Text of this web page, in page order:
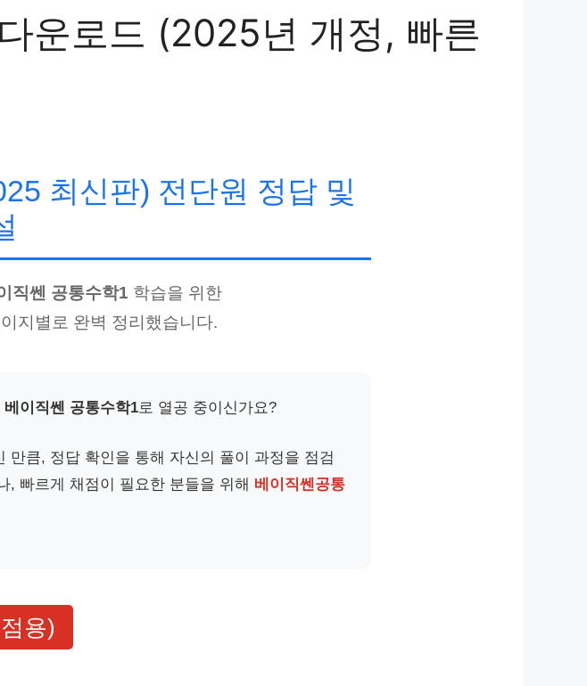
운로드 (2025년 개정, 빠른
최신판) 전단원 정답 및
직쎈 공통수학1 학습을 위한
지별로 완벽 정리했습니다.
베이직쎈 공통수학1로 열공 중이신가요?
큼, 정답 확인을 통해 자신의 풀이 과정을 점검
, 빠르게 채점이 필요한 분들을 위해 베이직쎈공통
용)